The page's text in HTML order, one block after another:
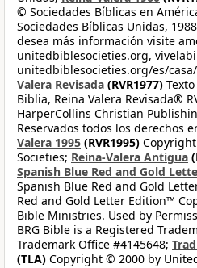
© Sociedades Bíblicas en
Sociedades Bíblicas Unidas,
desea más información visite
unitedbiblesocieties.org,
unitedbiblesocieties.org/es/
Valera Revisada (RVR1977)
Biblia, Reina Valera Revisada®
HarperCollins Christian
Reservados todos los derechos
Valera 1995 (RVR1995)
Societies; Reina-Valera Antigua
Spanish Blue Red and Gold
Spanish Blue Red and Gold
Red and Gold Letter Edition™
Bible Ministries. Used by
BRG Bible is a Registered
Trademark Office #4145648;
(TLA) Copyright © 2000 by